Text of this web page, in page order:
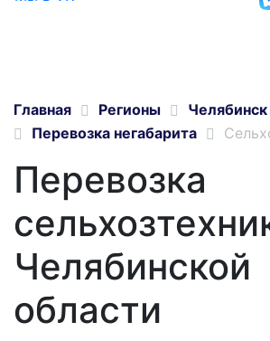
Главная Регионы
Челябинск
Перевозка негабарита
Перевозка
Челябинской
области